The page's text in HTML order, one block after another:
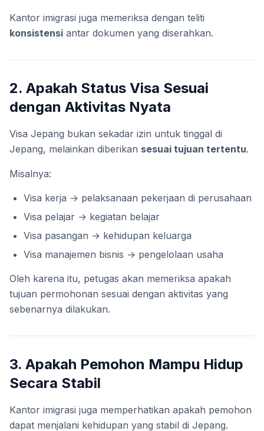
Kantor imigrasi juga memeriksa dengan teliti
konsistensi antar dokumen yang diserahkan.
2. Apakah Status Visa Sesuai
dengan Aktivitas Nyata
Visa Jepang bukan sekadar izin untuk tinggal di
Jepang, melainkan diberikan sesuai tujuan tertentu.
Misalnya:
Visa kerja → pelaksanaan pekerjaan di perusahaan
Visa pelajar → kegiatan belajar
Visa pasangan → kehidupan keluarga
Visa manajemen bisnis → pengelolaan usaha
Oleh karena itu, petugas akan memeriksa apakah
tujuan permohonan sesuai dengan aktivitas yang
sebenarnya dilakukan.
3. Apakah Pemohon Mampu Hidup
Secara Stabil
Kantor imigrasi juga memperhatikan apakah pemohon
dapat menjalani kehidupan yang stabil di Jepang.